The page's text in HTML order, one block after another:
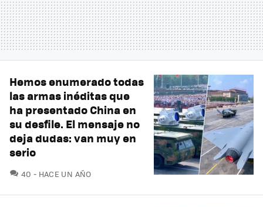
Hemos enumerado todas
las armas inéditas que
ha presentado China en
su desfile. El mensaje no
deja dudas: van muy en
serio
40 COMENTARIOS
HACE UN AÑO